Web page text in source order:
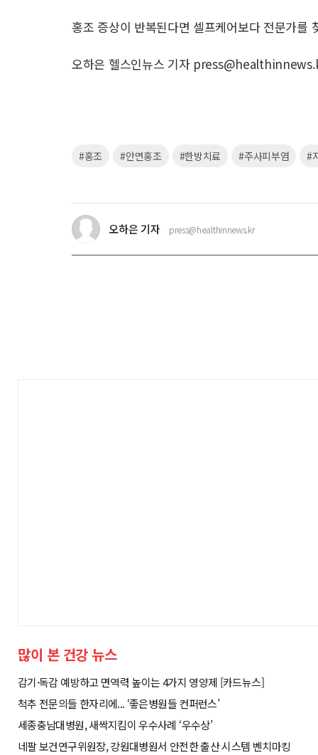
홍조 증상이 반복된다면 셀프케어보다 전문가를
오하은 헬스인뉴스 기자
키
드
#홍조 #안면홍조 #한방치료 #주사피부염 #
오하은 기자 press@healthinnews.kr
많이 본 건강 뉴스
감기·독감 예방하고 면역력 높이는 4가지 영양제 [카드뉴스]
척추 전문의들 한자리에... ‘좋은병원들 컨퍼런스’
세종충남대병원, 새싹지킴이 우수사례 ‘우수상’
네팔 보건연구위원장, 강원대병원서 안전한 출산 시스템 벤치마킹